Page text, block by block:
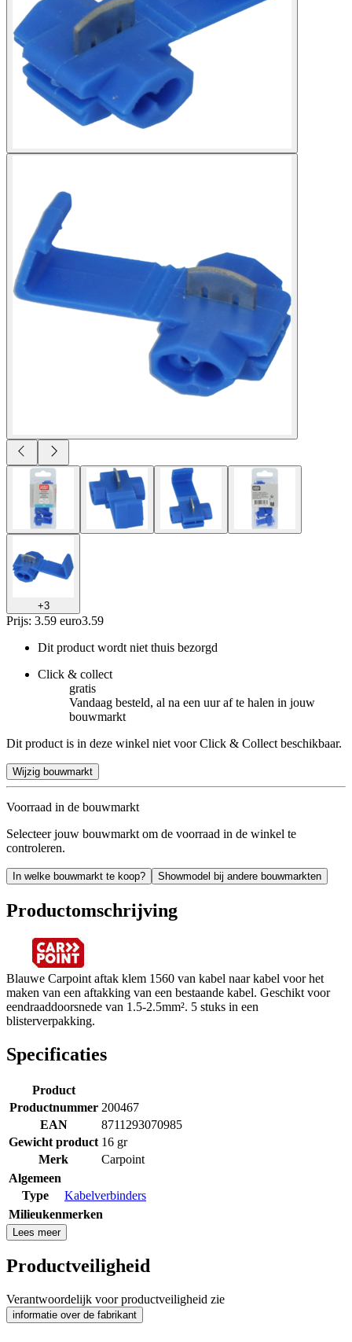
+3
Prijs: 3.59 euro3.59
Dit product wordt niet thuis bezorgd
Click & collect
gratis
Vandaag besteld, al na een uur af te halen in jouw
bouwmarkt
Dit product is in deze winkel niet voor Click & Collect beschikbaar.
Wijzig bouwmarkt
Voorraad in de bouwmarkt
Selecteer jouw bouwmarkt om de voorraad in de winkel te
controleren.
In welke bouwmarkt te koop? Showmodel bij andere bouwmarkten
Productomschrijving
Blauwe Carpoint aftak klem 1560 van kabel naar kabel voor het
maken van een aftakking van een bestaande kabel. Geschikt voor
eendraaddoorsnede van 1.5-2.5mm². 5 stuks in een
blisterverpakking.
Specificaties
Product
Productnummer 200467
EAN
8711293070985
Gewicht product 16 gr
Merk
Carpoint
Algemeen
Type
Kabelverbinders
Milieukenmerken
Lees meer
Productveiligheid
Verantwoordelijk voor productveiligheid zie
informatie over de fabrikant